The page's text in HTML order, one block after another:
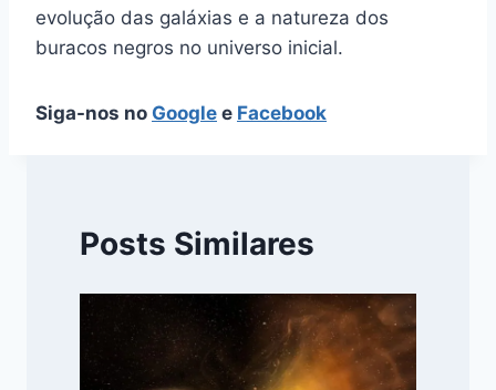
evolução das galáxias e a natureza dos
buracos negros no universo inicial.
Siga-nos no Google e Facebook
Posts Similares